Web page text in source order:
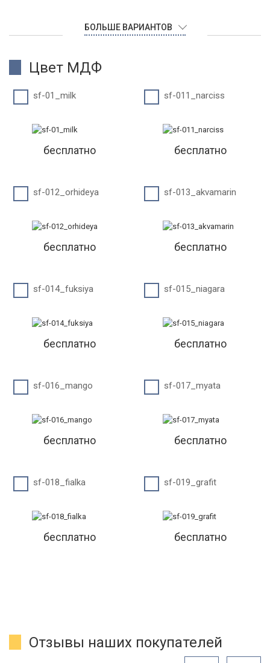
БОЛЬШЕ ВАРИАНТОВ
Цвет МДФ
sf-01_milk
бесплатно
sf-011_narciss
бесплатно
sf-012_orhideya
бесплатно
sf-013_akvamarin
бесплатно
sf-014_fuksiya
бесплатно
sf-015_niagara
бесплатно
sf-016_mango
бесплатно
sf-017_myata
бесплатно
sf-018_fialka
бесплатно
sf-019_grafit
бесплатно
Отзывы наших покупателей